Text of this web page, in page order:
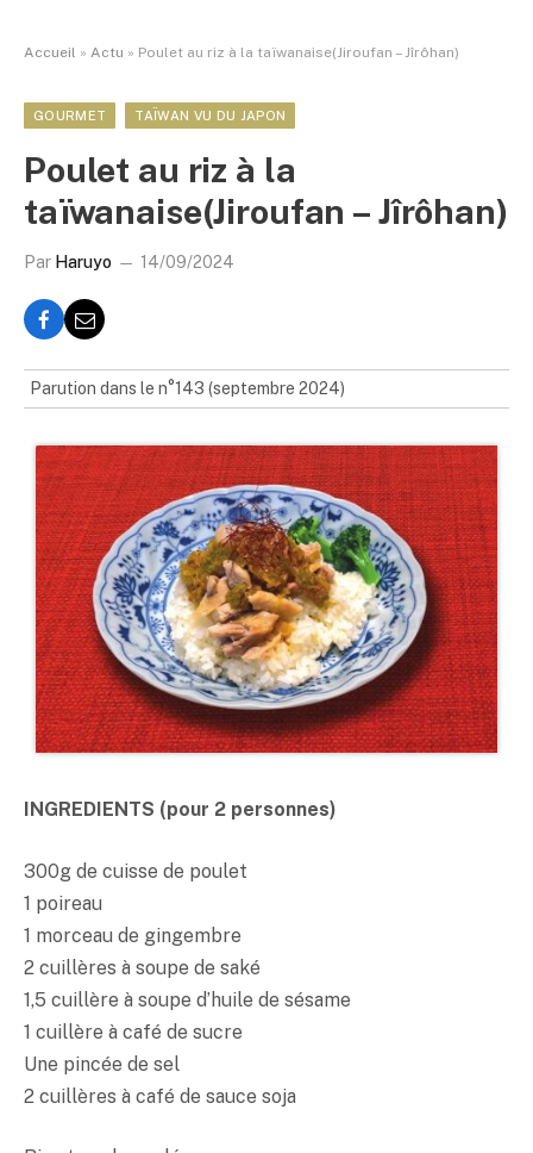
Accueil » Actu » Poulet au riz à la taïwanaise(Jiroufan – Jîrôhan)
GOURMET TAÏWAN VU DU JAPON
Poulet au riz à la
taïwanaise(Jiroufan – Jîrôhan)
Par Haruyo 14/09/2024
Parution dans le n°143 (septembre 2024)
INGREDIENTS (pour 2 personnes)
300g de cuisse de poulet
1 poireau
1 morceau de gingembre
2 cuillères à soupe de saké
1,5 cuillère à soupe d’huile de sésame
1 cuillère à café de sucre
Une pincée de sel
2 cuillères à café de sauce soja